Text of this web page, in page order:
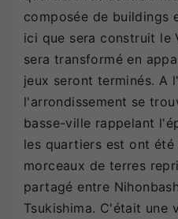
composée de buildings
ici que sera construit le
sera transformé en
jeux seront terminés. A
l'arrondissement se
basse-ville rappelant
les quartiers est ont
morceaux de terres
partagé entre
Tsukishima. C'était une